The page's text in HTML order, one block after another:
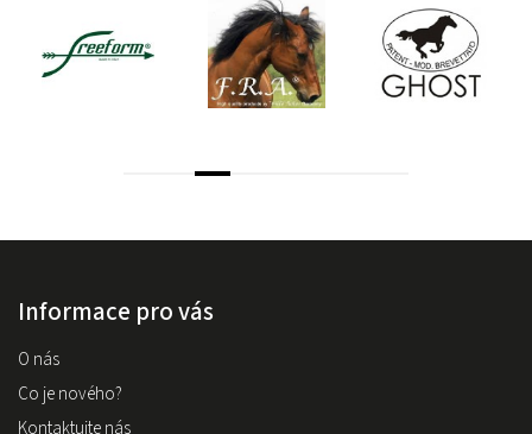
Informace pro vás
O nás
Co je nového?
Kontaktujte nás